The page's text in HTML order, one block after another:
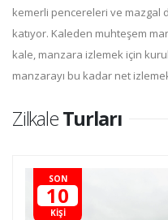
kemerli pencereleri ve mazgal
katıyor. Kaleden muhteşem
kale, manzara izlemek için
manzarayı bu kadar net
ZilkaleTurları
SON
10
KİŞİ